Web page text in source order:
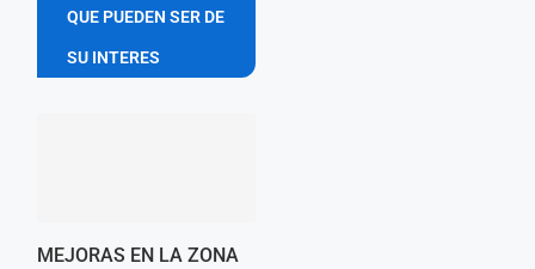
QUE PUEDEN SER DE
SU INTERES
MEJORAS EN LA ZONA